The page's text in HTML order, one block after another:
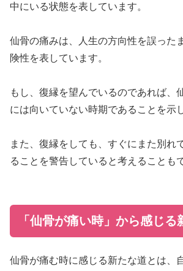
中にいる状態を表しています。
仙骨の痛みは、人生の方向性を誤った
険性を表しています。
もし、復縁を望んでいるのであれば、
には向いていない時期であることを示
また、復縁をしても、すぐにまた別れ
ることを警告していると考えることも
「仙骨が痛い時」から感じる
仙骨が痛む時に感じる新たな道とは、